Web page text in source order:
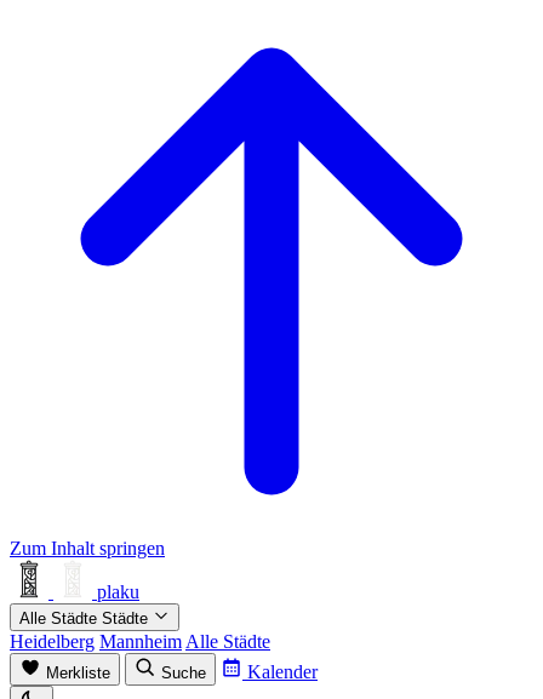
Zum Inhalt springen
plaku
Alle Städte Städte
Heidelberg Mannheim Alle Städte
Merkliste Suche Kalender